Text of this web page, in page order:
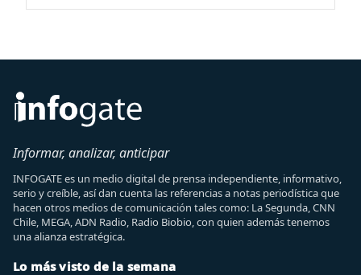
Informar, analizar, anticipar
INFOGATE es un medio digital de prensa independiente, informativo,
serio y creíble, así dan cuenta las referencias a notas periodística que
hacen otros medios de comunicación tales como: La Segunda, CNN
Chile, MEGA, ADN Radio, Radio Biobio, con quien además tenemos
una alianza estratégica.
Lo más visto de la semana